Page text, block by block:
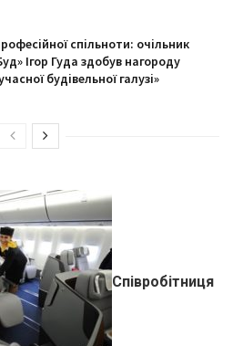
спільноти: очільник
Ігор Гуда здобув нагороду
будівельної галузі»
Співробітниця